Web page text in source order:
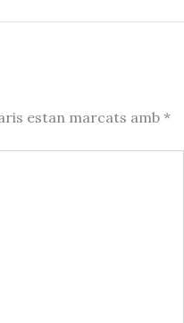
estan marcats amb*